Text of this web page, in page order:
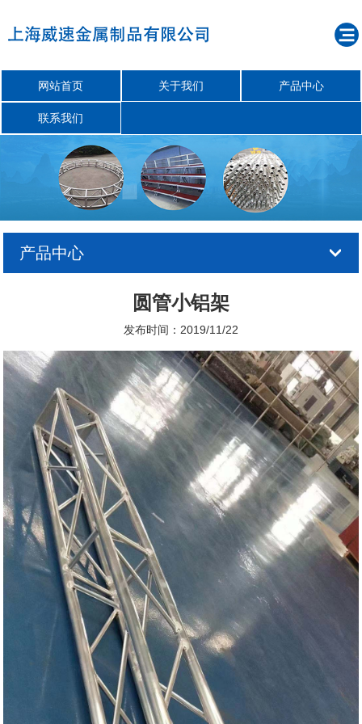
网站首页 关于我们 产品中心
联系我们
产品中心
圆管小铝架
发布时间：2019/11/22